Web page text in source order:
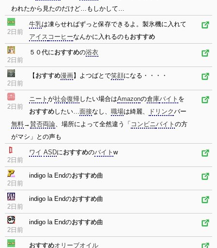
われたから見たのだけど…もしかして…
2日前
牛乳は凍らせればずっと保存できるよ。製氷機に入れて
アイス コーヒーなんかに入れるのも おすすめ
2日前
５０代におすすめの浴衣
2日前
【 おすすめ漫画】よつばとで笑顔になる・・・・
2日前
ニート が社会復帰したい場合はAmazonの倉庫バイト を
おすすめしたい…面接なし、 職場は綺麗、 ドリンクバー
無料→賛否両論、場所によって全然違う「 コンビニバイト の方
がマシ」との声も
2日前
ワイ ASDにおすすめのバイト w
2日前
indigo la Endのおすすめ曲
2日前
indigo la Endのおすすめ曲
2日前
indigo la Endのおすすめ曲
おすすめオリーブオイル